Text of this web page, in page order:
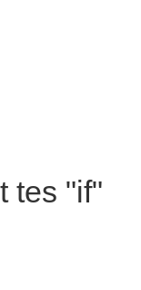
tes "if"